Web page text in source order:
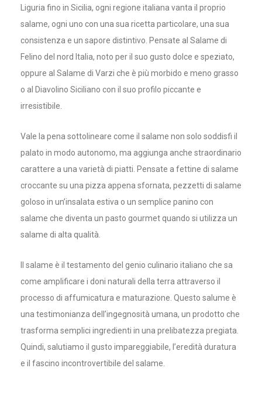
Liguria fino in Sicilia, ogni regione italiana vanta il proprio
salame, ogni uno con una sua ricetta particolare, una sua
consistenza e un sapore distintivo. Pensate al Salame di
Felino del nord Italia, noto per il suo gusto dolce e speziato,
oppure al Salame di Varzi che è più morbido e meno grasso
o al Diavolino Siciliano con il suo profilo piccante e
irresistibile.
Vale la pena sottolineare come il salame non solo soddisfi il
palato in modo autonomo, ma aggiunga anche straordinario
carattere a una varietà di piatti. Pensate a fettine di salame
croccante su una pizza appena sfornata, pezzetti di salame
goloso in un’insalata estiva o un semplice panino con
salame che diventa un pasto gourmet quando si utilizza un
salame di alta qualità.
Il salame è il testamento del genio culinario italiano che sa
come amplificare i doni naturali della terra attraverso il
processo di affumicatura e maturazione. Questo salume è
una testimonianza dell’ingegnosità umana, un prodotto che
trasforma semplici ingredienti in una prelibatezza pregiata.
Quindi, salutiamo il gusto impareggiabile, l’eredità duratura
e il fascino incontrovertibile del salame.